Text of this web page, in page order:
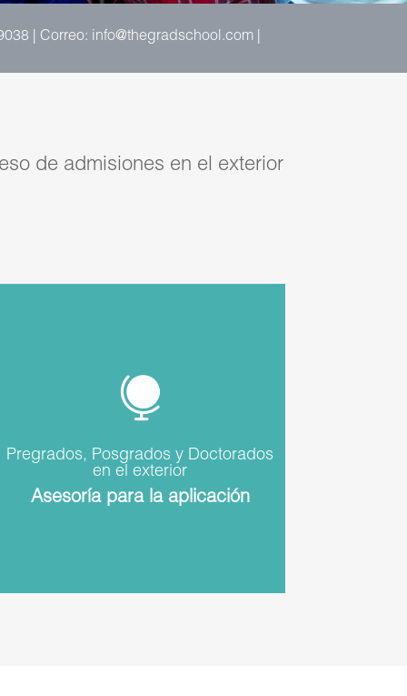
| Correo: info@thegradschool.com |
de admisiones en el exterior

Pregrados, Posgrados y Doctorados
en el exterior
Asesoría para la aplicación